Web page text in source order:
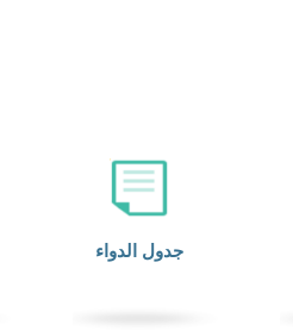
جدول الدواء